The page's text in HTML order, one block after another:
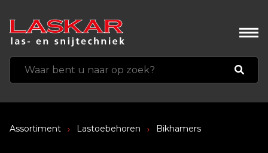
Assortiment Lastoebehoren Bikhamers